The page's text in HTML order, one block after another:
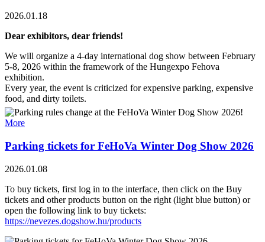
2026.01.18
Dear exhibitors, dear friends!
We will organize a 4-day international dog show between February
5-8, 2026 within the framework of the Hungexpo Fehova
exhibition.
Every year, the event is criticized for expensive parking, expensive
food, and dirty toilets.
The event is criticized year after year:
expensive foods
cheaper parking options since the beginning.
Our goal is that exhibitors who come to us for 4 days are not
burdened with the same financial burden as the "simple visitor",
who probably only visits the event once or arrives by bus. They
More
Parking tickets for FeHoVa Winter Dog Show 2026
2026.01.08
To buy tickets, first log in to the interface, then click on the Buy
tickets and other products button on the right (light blue button) or
open the following link to buy tickets:
https://nevezes.dogshow.hu/products